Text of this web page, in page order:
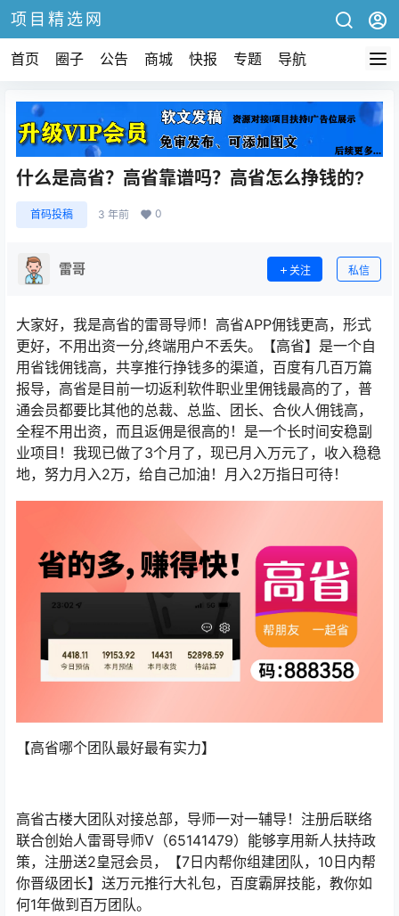
项目精选网
首页 圈子 公告 商城 快报 专题 导航
什么是高省？高省靠谱吗？高省怎么挣钱的?
首码投稿 3 年前 0
雷哥 关注 私信
大家好，我是高省的雷哥导师！高省APP佣钱更高，形式
更好，不用出资一分,终端用户不丢失。【高省】是一个自
用省钱佣钱高，共享推行挣钱多的渠道，百度有几百万篇
报导，高省是目前一切返利软件职业里佣钱最高的了，普
通会员都要比其他的总裁、总监、团长、合伙人佣钱高，
全程不用出资，而且返佣是很高的！是一个长时间安稳副
业项目！我现已做了3个月了，现已月入万元了，收入稳稳
地，努力月入2万，给自己加油！月入2万指日可待！
【高省哪个团队最好最有实力】
高省古楼大团队对接总部，导师一对一辅导！注册后联络
联合创始人雷哥导师V（65141479）能够享用新人扶持政
策，注册送2皇冠会员，【7日内帮你组建团队，10日内帮
你晋级团长】送万元推行大礼包，百度霸屏技能，教你如
何1年做到百万团队。